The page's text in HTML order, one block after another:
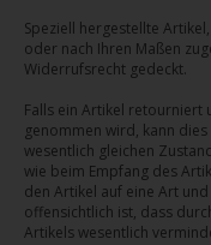
Speziell hergestellte
oder nach Ihren Maßen
Widerrufsrecht gedeckt.
Falls ein Artikel retourniert
genommen wird, kann
wesentlich gleichen
wie beim Empfang des
den Artikel auf eine Art
offensichtlich ist, dass
Artikels wesentlich